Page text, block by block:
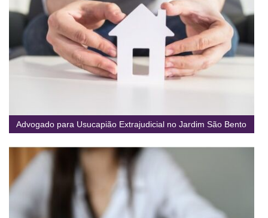
Advogado para Usucapião Extrajudicial no Jardim São Bento